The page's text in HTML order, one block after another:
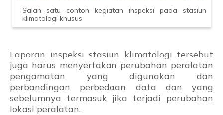
Salah satu contoh kegiatan inspeksi pada stasiun
klimatologi khusus
Laporan inspeksi stasiun klimatologi tersebut
juga harus menyertakan perubahan peralatan
pengamatan yang digunakan dan
perbandingan perbedaan data dan yang
sebelumnya termasuk jika terjadi perubahan
lokasi peralatan.